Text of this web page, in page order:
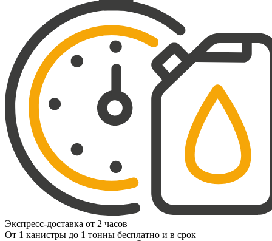
Экспресс-доставка от 2 часов
От 1 канистры до 1 тонны бесплатно и в срок